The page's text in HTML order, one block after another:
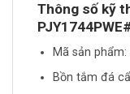
Thông số kỹ
Mã sản
Bồn tắm đá